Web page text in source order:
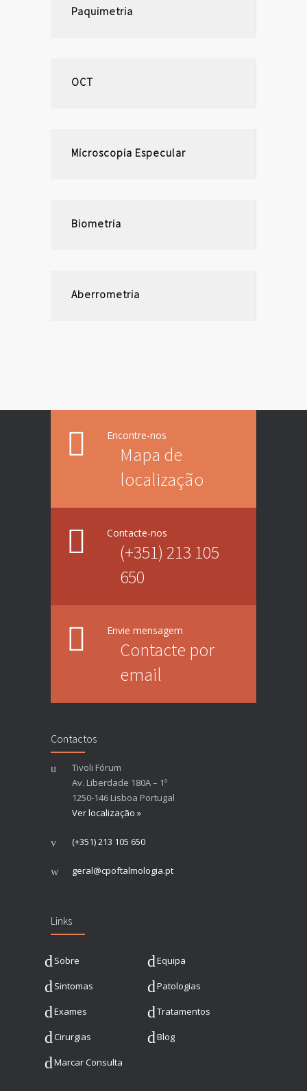
Paquimetria
OCT
Microscopia Especular
Biometria
Aberrometria
Encontre-nos
Mapa de
localização
Contacte-nos
(+351) 213 105
650
Envie mensagem
Contacte por
email
Contactos
Tivoli Fórum
Av. Liberdade 180A – 1º
1250-146 Lisboa Portugal
Ver localização »
(+351) 213 105 650
geral@cpoftalmologia.pt
Links
Sobre Equipa
Sintomas Patologias
Exames Tratamentos
Cirurgias Blog
Marcar Consulta